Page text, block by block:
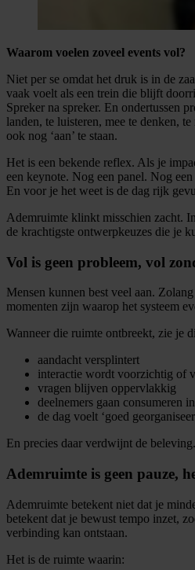
Waarom voelen zoveel events vol?
Niet per se omdat het druk is in de
vaak voelt als een trein die blijft
Spreker na spreker. En ondertussen
landen, te luisteren, mee te denken,
ook nog ‘aan’ te staan.
Het is een bekende reflex. Als je
een keynote. Nog een panel. Nog
En voor je het weet is de dag rijk
Ademruimte klinkt misschien zacht.
de krachtigste ontwerpkeuzes die je
Vol is geen probleem, vol
Mensen kunnen best veel aan.
momenten zijn waarop het systeem
Wanneer die ruimte ontbreekt, zie je
aandacht versplintert
interactie wordt voorzichtig of
vragen blijven oppervlakkig
deelnemers gaan consumeren
de dag voelt ‘goed
En precies daar verdwijnt de beleving.
Ademruimte is geen pauze,
Ademruimte betekent niet dat je
betekent dat je bewust tempo inzet,
verbinding kan ontstaan.
Het is de ruimte waarin: